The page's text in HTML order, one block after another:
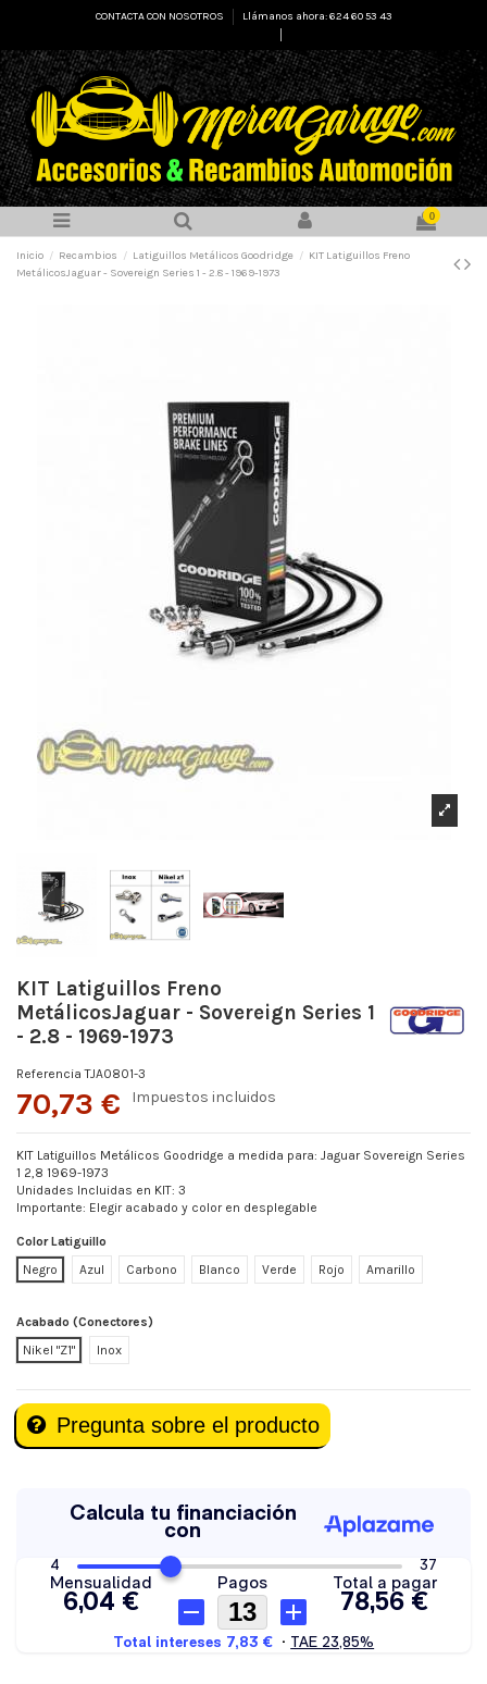
CONTACTA CON NOSOTROS
Llámanos ahora: 624 60 53 43
0
Inicio Recambios Latiguillos Metálicos Goodridge
KIT Latiguillos Freno
MetálicosJaguar - Sovereign Series 1 - 2.8 - 1969-1973
KIT Latiguillos Freno
MetálicosJaguar - Sovereign Series 1
- 2.8 - 1969-1973
Referencia TJA0801-3
70,73 € Impuestos incluidos
KIT Latiguillos Metálicos Goodridge a medida para: Jaguar Sovereign Series
1 2,8 1969-1973
Unidades Incluidas en KIT: 3
Importante: Elegir acabado y color en desplegable
Color Latiguillo
Negro
Azul Carbono Blanco Verde Rojo Amarillo
Acabado (Conectores)
Nikel "Z1"
Inox
Pregunta sobre el producto